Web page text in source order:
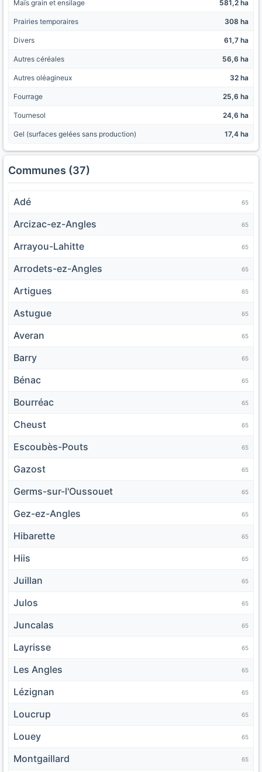
Maïs grain et ensilage 581,2 ha
Prairies temporaires 308 ha
Divers 61,7 ha
Autres céréales 56,6 ha
Autres oléagineux 32 ha
Fourrage 25,6 ha
Tournesol 24,6 ha
Gel (surfaces gelées sans production) 17,4 ha
Communes (37)
Adé 65
Arcizac-ez-Angles 65
Arrayou-Lahitte 65
Arrodets-ez-Angles 65
Artigues 65
Astugue 65
Averan 65
Barry 65
Bénac 65
Bourréac 65
Cheust 65
Escoubès-Pouts 65
Gazost 65
Germs-sur-l'Oussouet 65
Gez-ez-Angles 65
Hibarette 65
Hiis 65
Juillan 65
Julos 65
Juncalas 65
Layrisse 65
Les Angles 65
Lézignan 65
Loucrup 65
Louey 65
Montgaillard 65